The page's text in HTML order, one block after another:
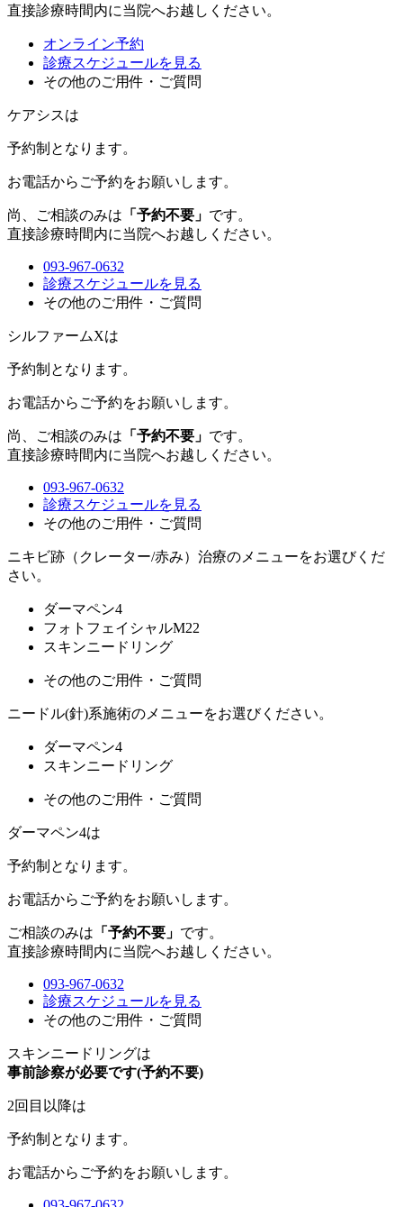
直接診療時間内に当院へお越しください。
オンライン予約
診療スケジュールを見る
その他のご用件・ご質問
ケアシスは
予約制 となります。
お電話からご予約をお願いします。
尚、ご相談のみは 「予約不要」 です。
直接診療時間内に当院へお越しください。
093-967-0632
診療スケジュールを見る
その他のご用件・ご質問
シルファームXは
予約制 となります。
お電話からご予約をお願いします。
尚、ご相談のみは 「予約不要」 です。
直接診療時間内に当院へお越しください。
093-967-0632
診療スケジュールを見る
その他のご用件・ご質問
ニキビ跡（クレーター/赤み）治療のメニューをお選びくだ
さい。
ダーマペン4
フォトフェイシャルM22
スキンニードリング
その他のご用件・ご質問
ニードル(針)系施術のメニューをお選びください。
ダーマペン4
スキンニードリング
その他のご用件・ご質問
ダーマペン4は
予約制 となります。
お電話からご予約をお願いします。
ご相談のみは 「予約不要」 です。
直接診療時間内に当院へお越しください。
093-967-0632
診療スケジュールを見る
その他のご用件・ご質問
スキンニードリングは
事前診察が必要です(予約不要)
2回目以降は
予約制 となります。
お電話からご予約をお願いします。